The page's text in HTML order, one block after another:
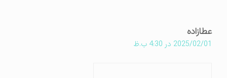
عطازاده
2025/02/01 در 4:30 ب.ظ